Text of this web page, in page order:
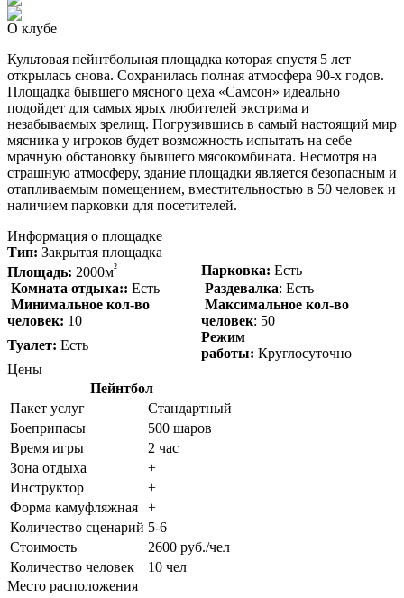
О клубе
Культовая пейнтбольная площадка которая спустя 5 лет
открылась снова. Сохранилась полная атмосфера 90-х годов.
Площадка бывшего мясного цеха «Самсон» идеально
подойдет для самых ярых любителей экстрима и
незабываемых зрелищ. Погрузившись в самый настоящий мир
мясника у игроков будет возможность испытать на себе
мрачную обстановку бывшего мясокомбината. Несмотря на
страшную атмосферу, здание площадки является безопасным и
отапливаемым помещением, вместительностью в 50 человек и
наличием парковки для посетителей.
Информация о площадке
Тип: Закрытая площадка
Площадь: 2000м² Парковка: Есть
Комната отдыха:: Есть Раздевалка: Есть
Минимальное кол-во
человек: 10
Максимальное кол-во
человек: 50
Туалет: Есть
Режим
работы: Круглосуточно
Цены
Пейнтбол
Пакет услуг
Стандартный
Боеприпасы
500 шаров
Время игры
2 час
Зона отдыха
+
Инструктор
+
Форма камуфляжная
+
Количество сценарий 5-6
Стоимость
2600 руб./чел
Количество человек
10 чел
Место расположения